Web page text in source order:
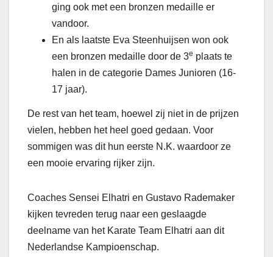
ging ook met een bronzen medaille er
vandoor.
En als laatste Eva Steenhuijsen won ook
een bronzen medaille door de 3e plaats te
halen in de categorie Dames Junioren (16-
17 jaar).
De rest van het team, hoewel zij niet in de prijzen
vielen, hebben het heel goed gedaan. Voor
sommigen was dit hun eerste N.K. waardoor ze
een mooie ervaring rijker zijn.
Coaches Sensei Elhatri en Gustavo Rademaker
kijken tevreden terug naar een geslaagde
deelname van het Karate Team Elhatri aan dit
Nederlandse Kampioenschap.